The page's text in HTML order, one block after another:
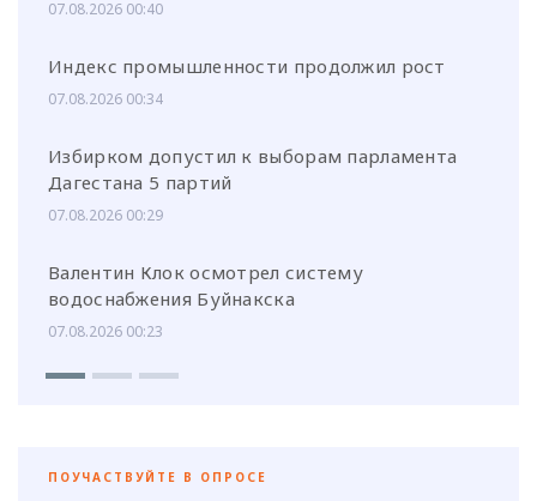
07.08.2026 00:40
Индекс промышленности продолжил рост
07.08.2026 00:34
Избирком допустил к выборам парламента
Дагестана 5 партий
07.08.2026 00:29
Валентин Клок осмотрел систему
водоснабжения Буйнакска
07.08.2026 00:23
ПОУЧАСТВУЙТЕ В ОПРОСЕ